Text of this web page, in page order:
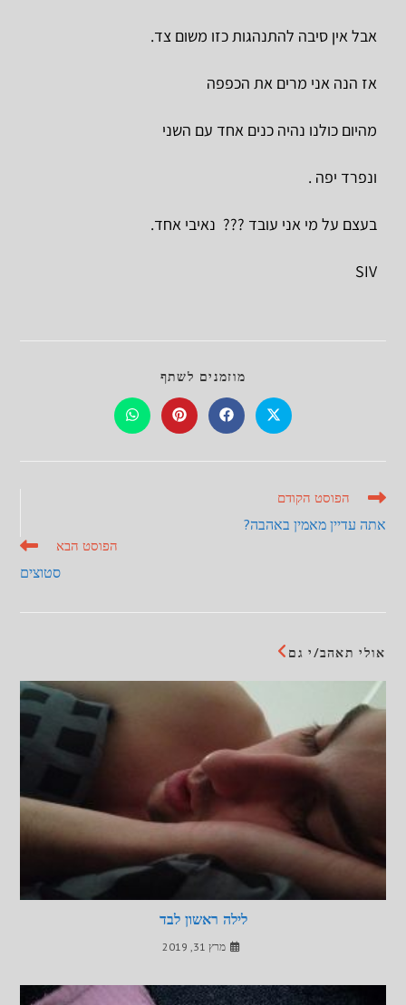
אבל אין סיבה להתנהגות כזו משום צד.
אז הנה אני מרים את הכפפה
מהיום כולנו נהיה כנים אחד עם השני
ונפרד יפה .
בעצם על מי אני עובד ??? נאיבי אחד.
SIV
מוזמנים לשתף
הפוסט הקודם
אתה עדיין מאמין באהבה?
הפוסט הבא
סטוצים
אולי תאהב/י גם
לילה ראשון לבד
מרץ 31, 2019